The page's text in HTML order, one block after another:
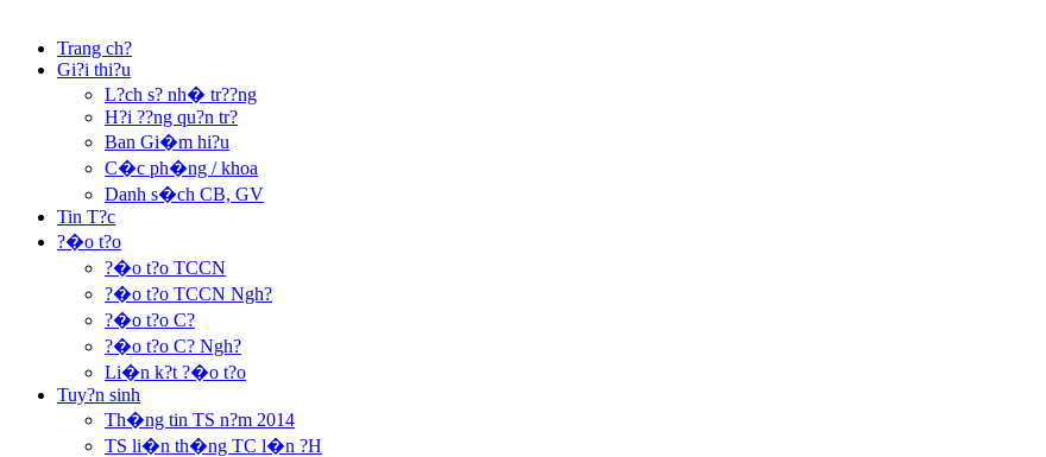
Trang ch?
Gi?i thi?u
L?ch s? nh� tr??ng
H?i ??ng qu?n tr?
Ban Gi�m hi?u
C�c ph�ng / khoa
Danh s�ch CB, GV
Tin T?c
?�o t?o
?�o t?o TCCN
?�o t?o TCCN Ngh?
?�o t?o C?
?�o t?o C? Ngh?
Li�n k?t ?�o t?o
Tuy?n sinh
Th�ng tin TS n?m 2014
TS li�n th�ng TC l�n ?H